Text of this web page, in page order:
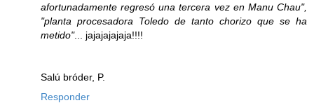
afortunadamente regresó una tercera vez en Manu Chau",
"planta procesadora Toledo de tanto chorizo que se ha
metido"... jajajajajaja!!!!
Salú bróder, P.
Responder